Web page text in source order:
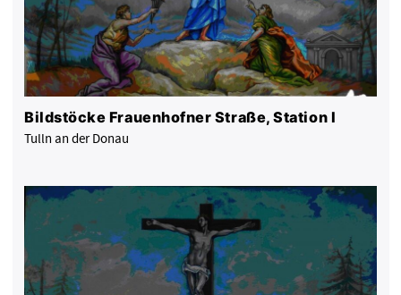
Bildstöcke Frauenhofner Straße, Station I
Tulln an der Donau